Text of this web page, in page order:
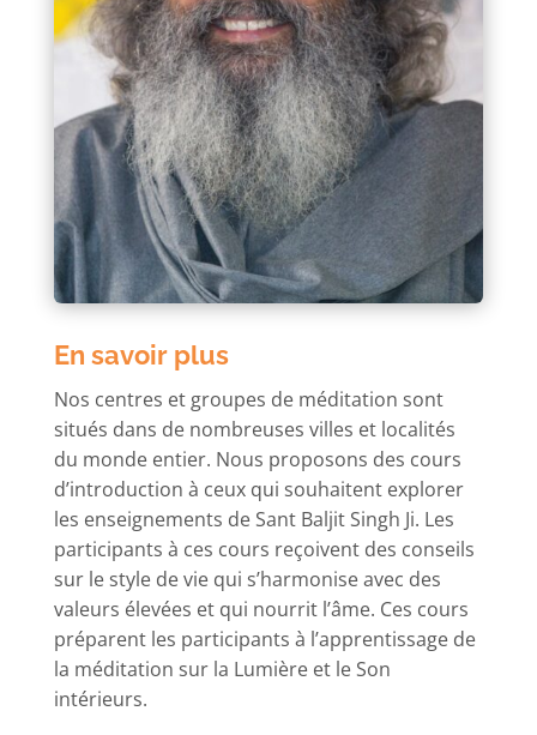
En savoir plus
Nos centres et groupes de méditation sont
situés dans de nombreuses villes et localités
du monde entier. Nous proposons des cours
d’introduction à ceux qui souhaitent explorer
les enseignements de Sant Baljit Singh Ji. Les
participants à ces cours reçoivent des conseils
sur le style de vie qui s’harmonise avec des
valeurs élevées et qui nourrit l’âme. Ces cours
préparent les participants à l’apprentissage de
la méditation sur la Lumière et le Son
intérieurs.